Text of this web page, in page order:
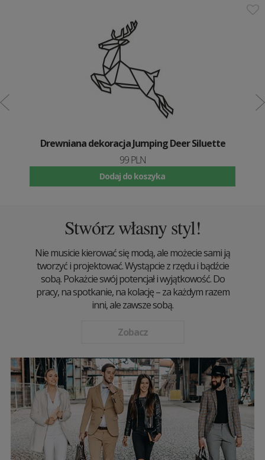
Drewniana dekoracja Jumping Deer Siluette
99 PLN
Dodaj do koszyka
Stwórz własny styl!
Nie musicie kierować się modą, ale możecie sami ją
tworzyć i projektować. Wystąpcie z rzędu i bądźcie
sobą. Pokażcie swój potencjał i wyjątkowość. Do
pracy, na spotkanie, na kolację – za każdym razem
inni, ale zawsze sobą.
Zobacz